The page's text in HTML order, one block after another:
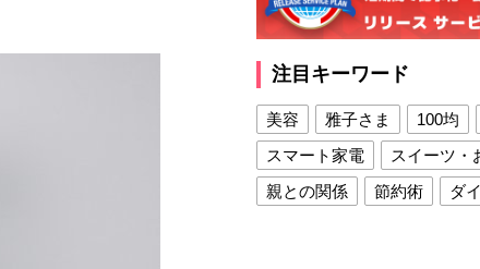
注目キーワード
美容 雅子さま 100均
スマート家電
スイーツ・
親との関係
節約術
ダ